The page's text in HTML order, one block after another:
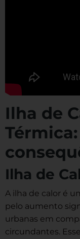
Ilha de
Ilha de
A ilha de calor é
pelo aumento
urbanas em
circundantes.